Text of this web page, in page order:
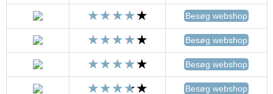
Besøg webshop
Besøg webshop
Besøg webshop
Besøg webshop